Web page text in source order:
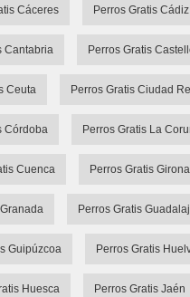
Cáceres Perros Gratis Cádiz
Cantabria Perros Gratis
Ceuta Perros Gratis Ciudad
Córdoba Perros Gratis La
Cuenca Perros Gratis Girona
Perros Gratis
Guipúzcoa Perros Gratis
Huesca Perros Gratis Jaén